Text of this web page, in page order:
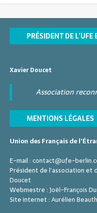
PRÉSIDENT DE L’UFE
Xavier Doucet
Association
MENTIONS LÉGALES
Union des Français de
E-mail :contact@ufe-
Président de l’association et
Doucet
Webmestre :Joël-François
Site internet :Aurélien